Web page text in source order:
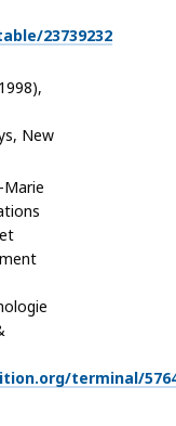
23739232
New
Marie
terminal/